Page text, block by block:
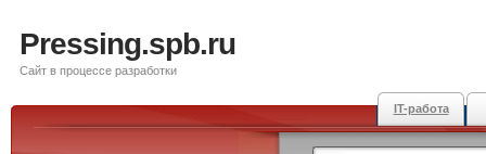
Pressing.spb.ru
Сайт в процессе разработки
IT-работа